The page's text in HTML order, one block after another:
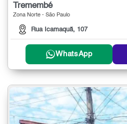
Tremembé
Zona Norte - São Paulo
Rua Icamaquã, 107
WhatsApp